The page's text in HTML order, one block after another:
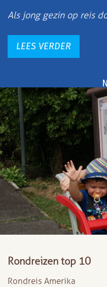
Als jong gezin op reis
LEES VERDER
Rondreizen top 10
Rondreis Amerika